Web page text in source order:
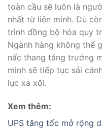
toàn cầu sẽ luôn là
nhất từ liên minh. Dù
trình đồng bộ hóa quy
Ngành hàng không thế
nấc thang tăng trưởng
minh sẽ tiếp tục sải
lục xa xôi.
Xem thêm:
UPS tăng tốc mở rộng